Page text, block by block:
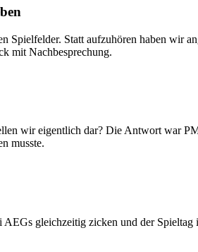
Spielfelder. Statt aufzuhören haben wir
mit Nachbesprechung.
wir eigentlich dar? Die Antwort war
musste.
AEGs gleichzeitig zicken und der